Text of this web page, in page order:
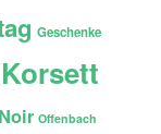
Geschenke
Korsett
Noir Offenbach